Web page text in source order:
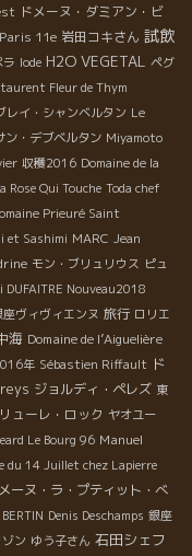
ドメーヌ・ダミアン・ビ
11e 岩田コキさん 試飲
ラ Iode H2O VEGETAL ペグ
Fleur de Thym
レイ・シャンベルタン Le
ン・デブベルタン Miyamoto
収穫2016 Domaine de la
Rose Qui Touche Toda chef
Prieuré Saint
et Sashimi MARC Jean
モン・ブリュリウス ピュ
DUFAITRE Nouveau2018
座ヴィヴィエンヌ 旅行 ロリエ
海 Domaine de l’Aiguelière
年 Sébastien Riffault ド
ジョルディ・ペレズ 東
ューレ・ロック ヤオユー
Le Bourg 96 Manuel
du 14 Juillet chez Lapierre
ーヌ・ラ・プティット・べ
Denis Deschamps 銀座
ン ゆう子さん 石田シェフ